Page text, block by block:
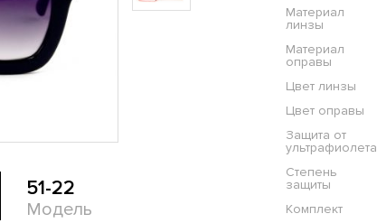
51-22
Модель
Материал
линзы
Материал
оправы
Цвет линзы
Цвет оправы
Защита от
ультрафиолета
Степень
защиты
Комплект